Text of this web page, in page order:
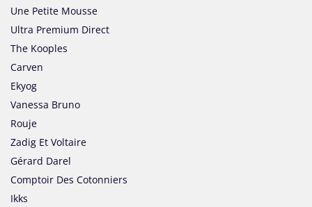
Une Petite Mousse
Ultra Premium Direct
The Kooples
Carven
Ekyog
Vanessa Bruno
Rouje
Zadig Et Voltaire
Gérard Darel
Comptoir Des Cotonniers
Ikks